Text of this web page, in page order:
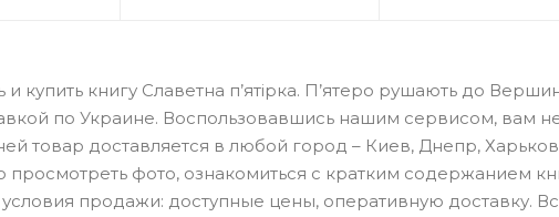
купить книгу Славетна п’ятірка. П’ятеро рушають до
по Украине. Воспользовавшись нашим сервисом, вам
товар доставляется в любой город – Киев, Днепр,
фото, ознакомиться с кратким содержанием
продажи: доступные цены, оперативную доставку.